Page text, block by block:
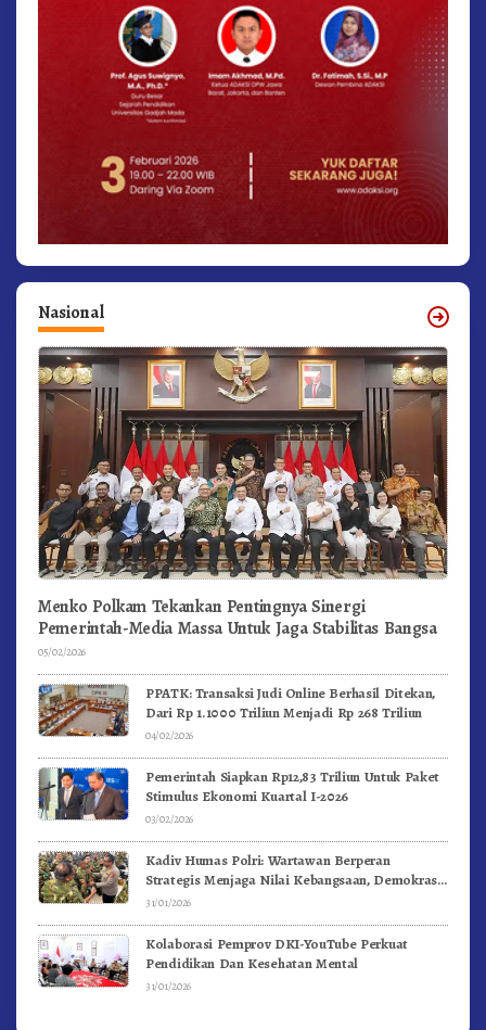
Nasional
Menko Polkam Tekankan Pentingnya Sinergi
Pemerintah-Media Massa Untuk Jaga Stabilitas Bangsa
05/02/2026
PPATK: Transaksi Judi Online Berhasil Ditekan,
Dari Rp 1.1000 Triliun Menjadi Rp 268 Triliun
04/02/2026
Pemerintah Siapkan Rp12,83 Triliun Untuk Paket
Stimulus Ekonomi Kuartal I-2026
03/02/2026
Kadiv Humas Polri: Wartawan Berperan
Strategis Menjaga Nilai Kebangsaan, Demokrasi,
dan NKRI
31/01/2026
Kolaborasi Pemprov DKI-YouTube Perkuat
Pendidikan Dan Kesehatan Mental
31/01/2026